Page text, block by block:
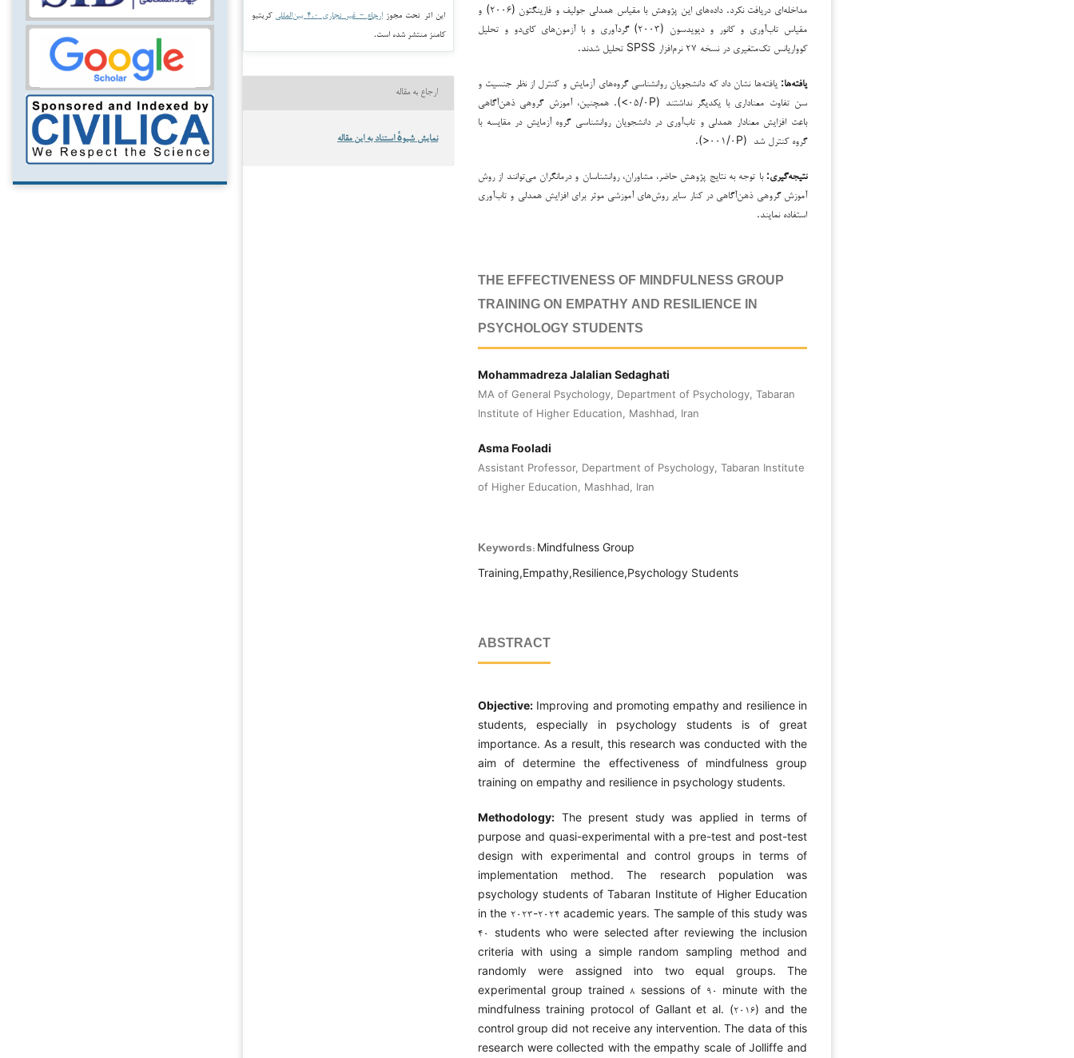
مداخله‌ای دریافت نکرد. داده‌های این پژوهش با مقیاس همدلی جولیف و فارینگتون (۲۰۰۶) و
مقیاس تاب‌آوری و کانور و دیویدسون (۲۰۰۳) گردآوری و با آزمون‌های کای‌دو و تحلیل
کوواریانس تک‌متغیری در نسخه ۲۷ نرم‌افزار SPSS تحلیل شدند.
یافته‌ها: یافته‌ها نشان داد که دانشجویان روانشناسی گروه‌های آزمایش و کنترل از نظر جنسیت و
سن تفاوت معناداری با یکدیگر نداشتند (۰۵/۰P>). همچنین، آموزش گروهی ذهن‌آگاهی
باعث افزایش معنادار همدلی و تاب‌آوری در دانشجویان روانشناسی گروه آزمایش در مقایسه با
گروه کنترل شد (۰۰۱/۰P<).
نتیجه‌گیری: با توجه به نتایج پژوهش حاضر، مشاوران، روانشناسان و درمانگران می‌توانند از روش
آموزش گروهی ذهن‌آگاهی در کنار سایر روش‌های آموزشی موثر برای افزایش همدلی و تاب‌آوری
استفاده نمایند.
THE EFFECTIVENESS OF MINDFULNESS GROUP
TRAINING ON EMPATHY AND RESILIENCE IN
PSYCHOLOGY STUDENTS
Mohammadreza Jalalian Sedaghati
MA of General Psychology, Department of Psychology, Tabaran
Institute of Higher Education, Mashhad, Iran
Asma Fooladi
Assistant Professor, Department of Psychology, Tabaran Institute
of Higher Education, Mashhad, Iran
Keywords: Mindfulness Group
Training,Empathy,Resilience,Psychology Students
ABSTRACT
Objective: Improving and promoting empathy and resilience in
students, especially in psychology students is of great
importance. As a result, this research was conducted with the
aim of determine the effectiveness of mindfulness group
training on empathy and resilience in psychology students.
Methodology: The present study was applied in terms of
purpose and quasi-experimental with a pre-test and post-test
design with experimental and control groups in terms of
implementation method. The research population was
psychology students of Tabaran Institute of Higher Education
in the ۲۰۲۳-۲۰۲۴ academic years. The sample of this study was
۴۰ students who were selected after reviewing the inclusion
criteria with using a simple random sampling method and
randomly were assigned into two equal groups. The
experimental group trained ۸ sessions of ۹۰ minute with the
mindfulness training protocol of Gallant et al. (۲۰۱۶) and the
control group did not receive any intervention. The data of this
research were collected with the empathy scale of Jolliffe and
این اثر تحت مجوزارجاع - غیر تجاری ۴.۰ بین‌المللی
کریتیو
کامنز منتشر شده است.
ارجاع به مقاله
نمایش شیوهٔ استناد به این مقاله